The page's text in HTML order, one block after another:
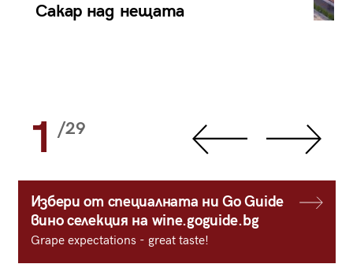
Сакар над нещата
1 /29
Избери от специалната ни Go Guide
вино селекция на wine.goguide.bg
Grape expectations - great taste!